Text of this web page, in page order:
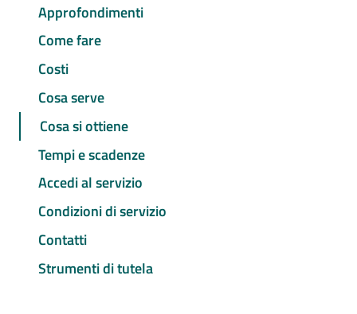
Approfondimenti
Come fare
Costi
Cosa serve
Cosa si ottiene
Tempi e scadenze
Accedi al servizio
Condizioni di servizio
Contatti
Strumenti di tutela